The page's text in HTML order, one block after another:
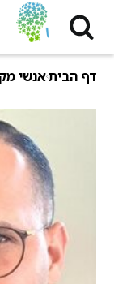
דף הביתאנשי